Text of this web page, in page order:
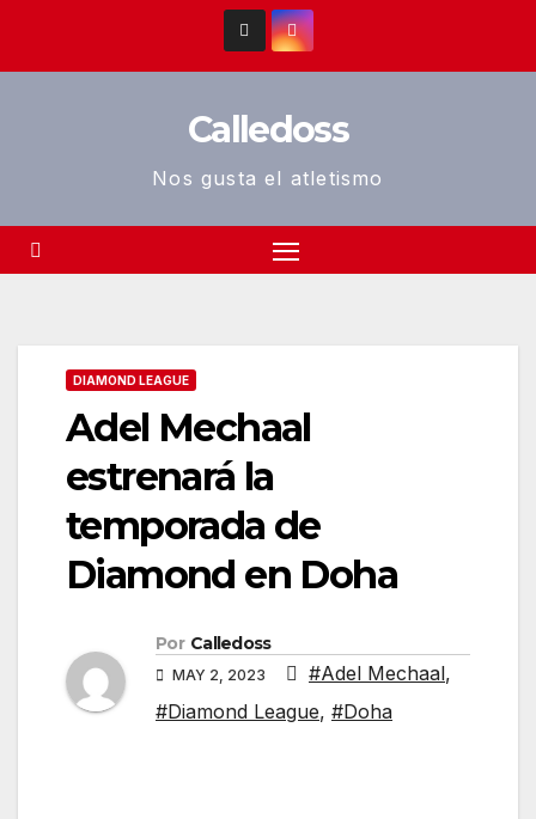
Calledoss
Nos gusta el atletismo
DIAMOND LEAGUE
Adel Mechaal
estrenará la
temporada de
Diamond en Doha
Por Calledoss
MAY 2, 2023 #Adel Mechaal,
#Diamond League, #Doha